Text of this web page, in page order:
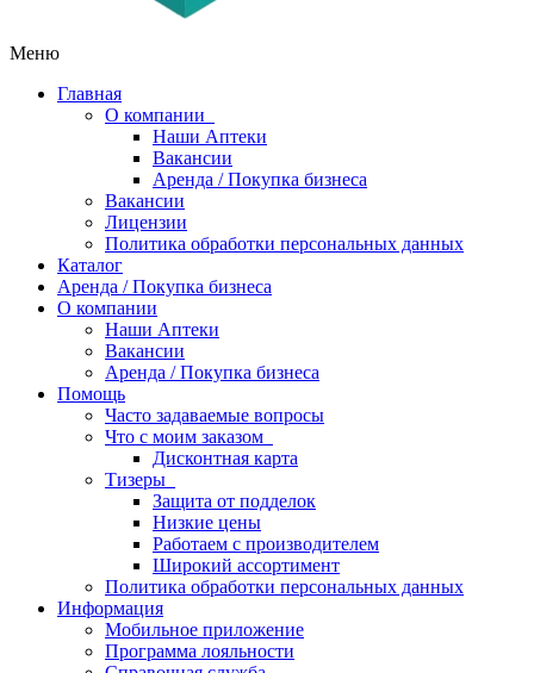
Меню
Главная
О компании
Наши Аптеки
Вакансии
Аренда / Покупка бизнеса
Вакансии
Лицензии
Политика обработки персональных данных
Каталог
Аренда / Покупка бизнеса
О компании
Наши Аптеки
Вакансии
Аренда / Покупка бизнеса
Помощь
Часто задаваемые вопросы
Что с моим заказом
Дисконтная карта
Тизеры
Защита от подделок
Низкие цены
Работаем с производителем
Широкий ассортимент
Политика обработки персональных данных
Информация
Мобильное приложение
Программа лояльности